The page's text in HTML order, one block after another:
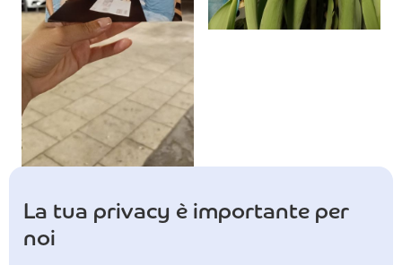
Contattaci
La tua privacy è importante per
noi